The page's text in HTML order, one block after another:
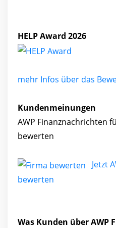
HELP Award 2026
mehr Infos über das
Kundenmeinungen
AWP Finanznachrichten
bewerten
Jetzt
bewerten
Was Kunden über AWP